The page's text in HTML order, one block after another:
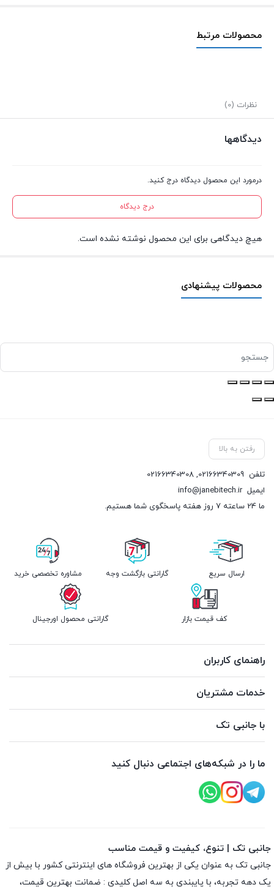
محصولات مرتبط
نظرات (0)
دیدگاهها
درمورد این محصول دیدگاه درج کنید.
درج دیدگاه
هیچ دیدگاهی برای این محصول نوشته نشده است.
محصولات پیشنهادی
رفتن به بالا
تلفن 02166340309
,
02166340308
ایمیلinfo@janebitech.ir
ما 24 ساعته 7 روز هفته پاسخگوی شما هستیم.
ارسال سریع گارانتی بازگشت وجه مشاوره تخصصی خرید
کف قیمت بازار گارانتی محصول اورجینال
راهنمای کاربران
خدمات مشتریان
با جانبی تک
ما را در شبکه‌های اجتماعی دنبال کنید
جانبی تک | تنوع، کیفیت و قیمت مناسب
جانبی تک به عنوان یکی از بهترین فروشگاه های اینترنتی کشور با بیش از
یک دهه تجربه، با پایبندی به سه اصل کلیدی : ضمانت بهترین قیمت،